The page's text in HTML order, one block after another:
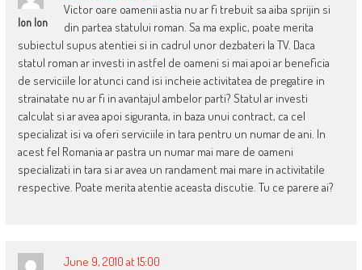
Ion Ion
Victor oare oamenii astia nu ar fi trebuit sa aiba sprijin si
din partea statului roman. Sa ma explic, poate merita
subiectul supus atentiei si in cadrul unor dezbateri la TV. Daca
statul roman ar investi in astfel de oameni si mai apoi ar beneficia
de serviciile lor atunci cand isi incheie activitatea de pregatire in
strainatate nu ar fi in avantajul ambelor parti? Statul ar investi
calculat si ar avea apoi siguranta, in baza unui contract, ca cel
specializat isi va oferi serviciile in tara pentru un numar de ani. In
acest fel Romania ar pastra un numar mai mare de oameni
specializati in tara si ar avea un randament mai mare in activitatile
respective. Poate merita atentie aceasta discutie. Tu ce parere ai?
June 9, 2010 at 15:00